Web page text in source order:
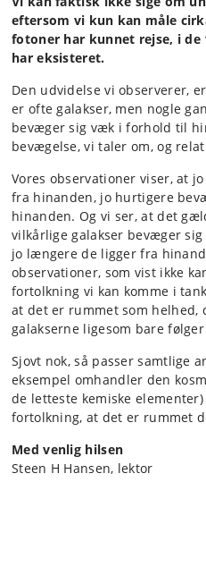
eftersom vi kun kan måle
fotoner har kunnet rejse, i
har eksisteret.
Den udvidelse vi observerer,
er ofte galakser, men nogle
bevæger sig væk i forhold til
bevægelse, vi taler om, og
Vores observationer viser, at
fra hinanden, jo hurtigere
hinanden. Og vi ser, at det
vilkårlige galakser bevæger
jo længere de ligger fra
observationer, som vist ikke
fortolkning vi kan komme i
at det er rummet som helhed,
galakserne ligesom bare
Sjovt nok, så passer samtlige
eksempel omhandler den
de letteste kemiske
fortolkning, at det er rummet
Med venlig hilsen
Steen H Hansen, lektor